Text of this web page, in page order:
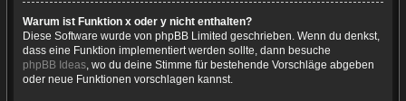
Warum ist Funktion x oder y nicht enthalten?
Diese Software wurde von phpBB Limited geschrieben. Wenn du denkst,
dass eine Funktion implementiert werden sollte, dann besuche
phpBB Ideas, wo du deine Stimme für bestehende Vorschläge abgeben
oder neue Funktionen vorschlagen kannst.